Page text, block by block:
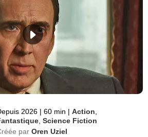
2026 | 60 min | Action
,Science Fiction
par Oren Uziel